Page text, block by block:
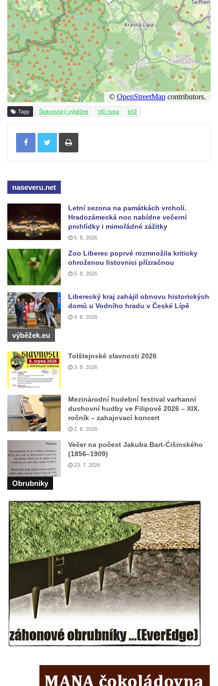
Maazův kříž na Kostelní stezce v
Mikulášovicích
Boží muka na Kostelní stezce v
Mikulášovicích
Franzeho kříž u domu čp. 356 v
Mikulášovicích
Hammerberský kříž na křižovatce mezi
domy čp. 739 a 758 v Mikulášovicích
Kříž Johannese Herlta poblíž domu čp. 428
v Mikulášovicích
Drascheho kříž na zahradě domu čp. 915 v
Hampelův kříž západně od dolního nádraží
v Mikulášovicích
Kříž před kostelem svatých Petra a Pavla v
Růžové
Centrální kříž na starém hřbitově ve
Vilémově
Centrální kříž na novém hřbitově ve
Kříž u kostela Nanebevzetí Panny Marie na
křížové cestě ve Vilémově
Kříž u cesty mezi Růžovou a Kamenickou
Kříž u severní zdi kostela Nalezení svatého
Kříže ve Frýdlantu
Kříž na Křížové cestě na Křížovém vrchu ve
Frýdlantu
Centrální kříž hřbitova ve Sloupu v Čechách
Kříž u koryta náhonu na Chřibské Kamenici
Kříž na Strážném vrchu v Rumburku
Kříž poblíž Ovčího mostu u Tisové
Kříž u kaple svatých Cyrila a Metoděje v
Kunraticích u Šluknova
Kříž na zahradě u domu ev. č. 11 v
Kunraticích u Šluknova
Kříž naproti domu čp. 34 v Kunraticích u
Šluknova
Kříž u polní cesty mezi Šluknovem a
Školní kříž u polní cesty nad Lipovou ulicí v
Rychnově u Jablonce nad Nisou
Boží muka Anděl strážce v Kostelní ulici v
Rychnově u Jablonce nad Nisou
Centrální kříž bývalého hřbitova u kostela
Misijní kříž na kostele svatého Václava v
Tagy Šluknovský výběžek Vlčí hora kříž
Tisknout
naseveru.net
Letní sezona na památkách vrcholí.
Hradozámecká noc nabídne večerní
prohlídky i mimořádné zážitky
5. 8. 2026
Zoo Liberec poprvé rozmnožila kriticky
ohroženou listovnici přízračnou
5. 8. 2026
Liberecký kraj zahájil obnovu historických
domů u Vodního hradu v České Lípě
4. 8. 2026
výběžek.eu
Tolštejnské slavnosti 2026
3. 8. 2026
Mezinárodní hudební festival varhanní
duchovní hudby ve Filipově 2026 – XIX.
ročník – zahajovací koncert
2. 8. 2026
Večer na počest Jakuba Bart-Ćišinského
(1856–1909)
23. 7. 2026
Obrubniky